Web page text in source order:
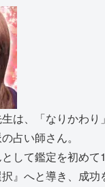
は、「なりかわり
占い師さん。
して鑑定を初め
』へと導き、成